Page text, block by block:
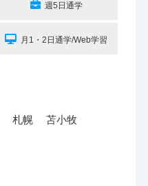
週5日通学
月1・2日通学/Web学習
札幌 苫小牧